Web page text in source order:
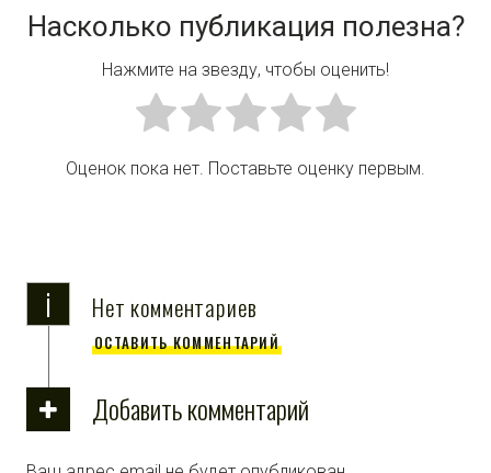
Насколько публикация полезна?
Нажмите на звезду, чтобы оценить!
Оценок пока нет. Поставьте оценку первым.
i Нет комментариев
ОСТАВИТЬ КОММЕНТАРИЙ
Добавить комментарий